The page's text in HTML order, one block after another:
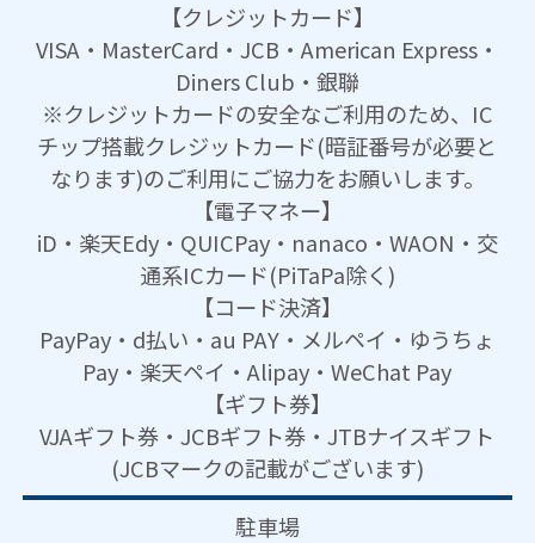
【クレジットカード】
VISA・MasterCard・JCB・American Express・
Diners Club・銀聯
※クレジットカードの安全なご利用のため、IC
チップ搭載クレジットカード(暗証番号が必要と
なります)のご利用にご協力をお願いします。
【電子マネー】
iD・楽天Edy・QUICPay・nanaco・WAON・交
通系ICカード(PiTaPa除く)
【コード決済】
PayPay・d払い・au PAY・メルペイ・ゆうちょ
Pay・楽天ペイ・Alipay・WeChat Pay
【ギフト券】
VJAギフト券・JCBギフト券・JTBナイスギフト
(JCBマークの記載がございます)
駐車場